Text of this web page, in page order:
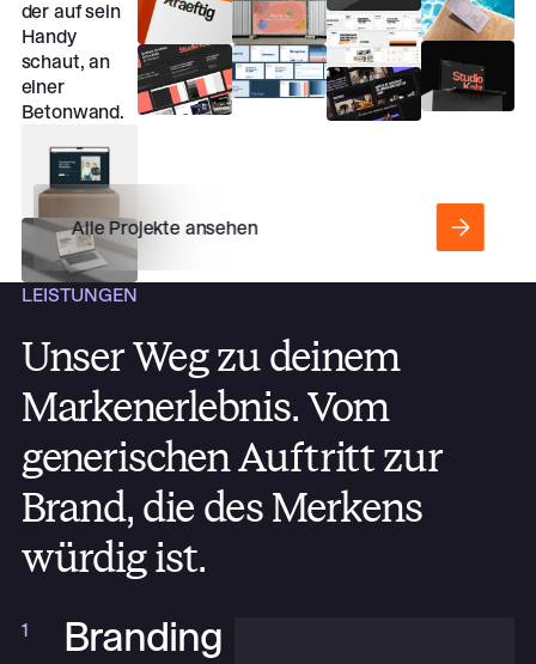
Alle Projekte ansehen
Alle Projekte ansehen
LEISTUNGEN
Unser Weg zu deinem
Markenerlebnis. Vom
generischen Auftritt zur
Brand, die des Merkens
würdig ist.
1 Branding